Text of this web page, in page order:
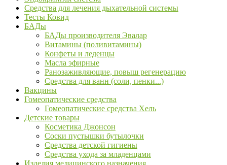
Средства для лечения дыхательной системы
Тесты Ковид
БАДы
БАДы производителя Эвалар
Витамины (поливитамины)
Конфеты и леденцы
Масла эфирные
Ранозаживляющие, повыш регенерацию
Средства для ванн (соли, пенки...)
Вакцины
Гомеопатические средства
Гомеопатические средства Хель
Детские товары
Косметика Джонсон
Соски пустышки бутылочки
Средства детской гигиены
Средства ухода за младенцами